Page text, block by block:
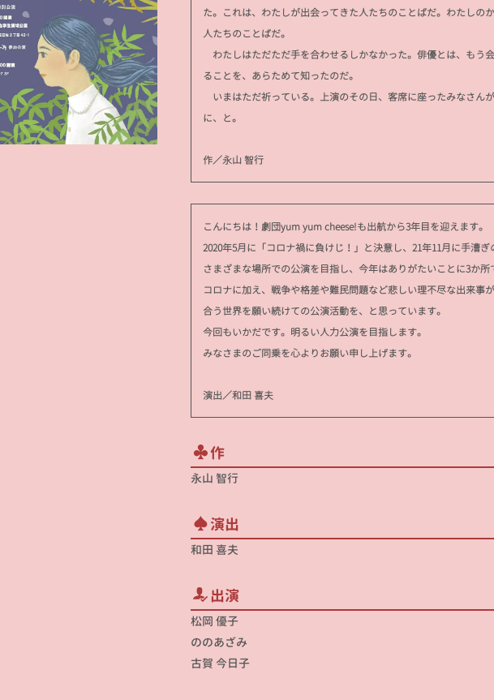
た。これは、わたしが出会ってきた人たちのことばだ。わたしの
人たちのことばだ。
わたしはただただ手を合わせるしかなかった。俳優とは、もう
ることを、あらためて知ったのだ。
いまはただ祈っている。上演のその日、客席に座ったみなさん
に、と。
作／永山 智行
こんにちは！劇団yum yum cheese!も出航から3年目を迎えます。
2020年5月に「コロナ禍に負けじ！」と決意し、21年11月に手漕
さまざまな場所での公演を目指し、今年はありがたいことに3か
コロナに加え、戦争や格差や難民問題など悲しい理不尽な出来事
合う世界を願い続けての公演活動を、と思っています。
今回もいかだです。明るい人力公演を目指します。
みなさまのご同乗を心よりお願い申し上げます。
演出／和田 喜夫
作
永山 智行
演出
和田 喜夫
出演
松岡 優子
ののあざみ
古賀 今日子